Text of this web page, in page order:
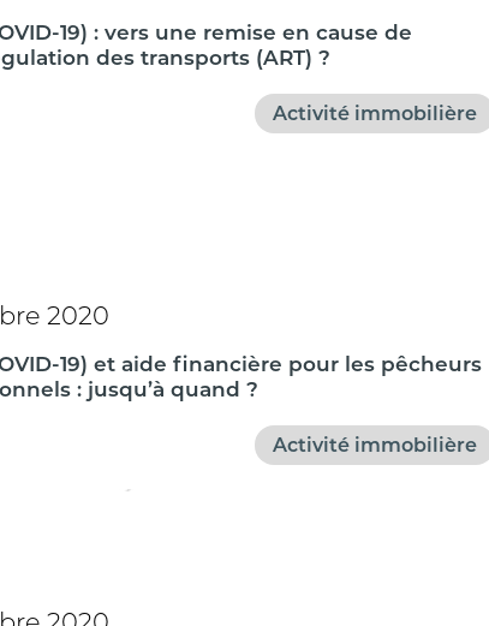
19) : vers une remise en cause de
des transports (ART) ?
Activité immobilière
2020
19) et aide financière pour les pêcheurs
: jusqu’à quand ?
Activité immobilière